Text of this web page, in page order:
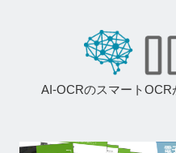
AI-OCRのスマート